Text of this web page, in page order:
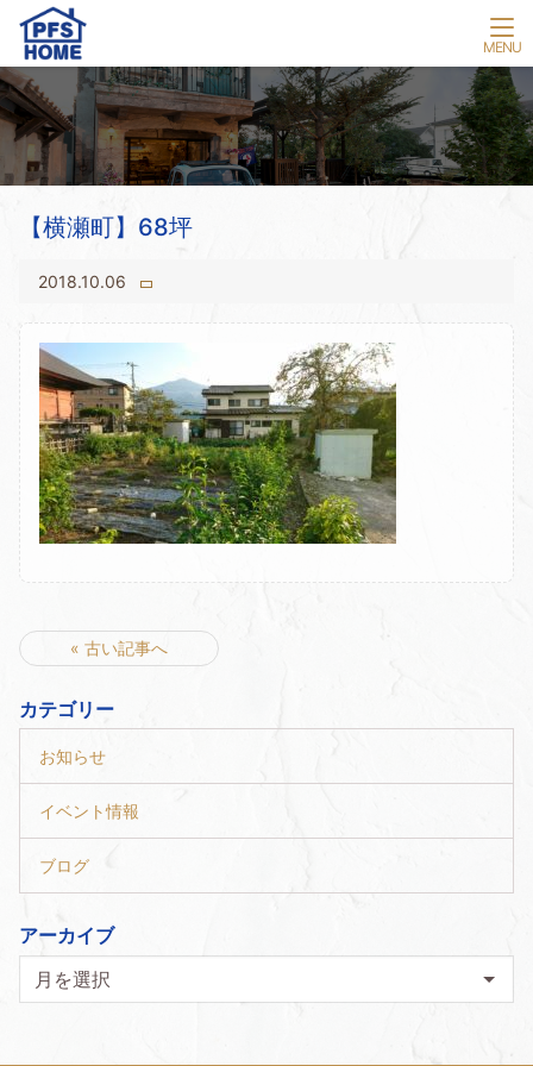
【横瀬町】68坪
2018.10.06
« 古い記事へ
カテゴリー
お知らせ
イベント情報
ブログ
アーカイブ